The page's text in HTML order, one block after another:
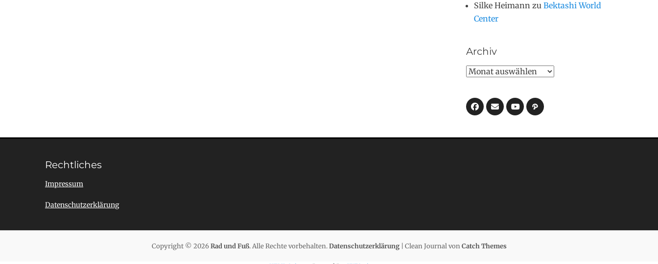
Silke Heimann zu Bektashi World
Center
Archiv
Archiv
Facebook
E-
MailYouTube
Pfad
Rechtliches
Impressum
Datenschutzerklärung
Copyright © 2026Rad und Fuß. Alle Rechte vorbehalten.Datenschutzerklärung| Clean Journal vonCatch Themes